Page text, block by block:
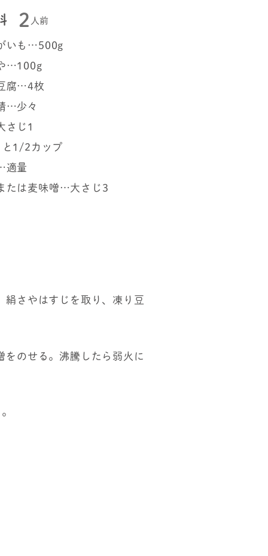
2 人前
いも…500g
…100g
腐…4枚
…少々
さじ1
1/2カップ
適量
たは麦味噌…大さじ3
さやはすじを取り、凍り豆
のせる。沸騰したら弱火に